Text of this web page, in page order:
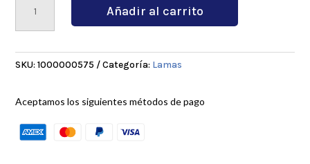
cantidad
Añadir al carrito
SKU:1000000575 Categoría: Lamas
Aceptamos los siguientes métodos de pago